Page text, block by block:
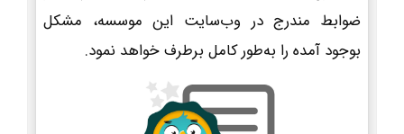
ضوابط مندرج در وب‌سایت این موسسه، مشکل
بوجود آمده را به‌طور کامل برطرف خواهد نمود.